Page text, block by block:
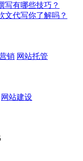
写有哪些技巧？
文代写你了解吗？
销 网站托管
网站建设